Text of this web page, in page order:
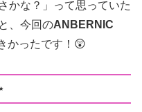
かな？」って思っていた
、今回のANBERNIC
かったです！😲